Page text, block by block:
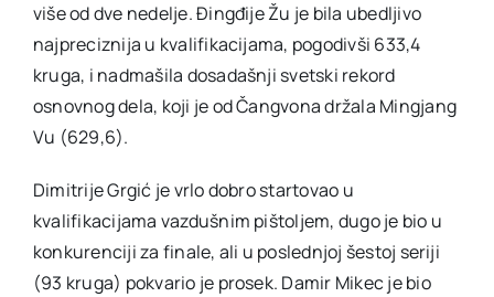
više od dve nedelje. Đingđije Žu je bila ubedljivo
najpreciznija u kvalifikacijama, pogodivši 633,4
kruga, i nadmašila dosadašnji svetski rekord
osnovnog dela, koji je od Čangvona držala Mingjang
Vu (629,6).
Dimitrije Grgić je vrlo dobro startovao u
kvalifikacijama vazdušnim pištoljem, dugo je bio u
konkurenciji za finale, ali u poslednjoj šestoj seriji
(93 kruga) pokvario je prosek. Damir Mikec je bio